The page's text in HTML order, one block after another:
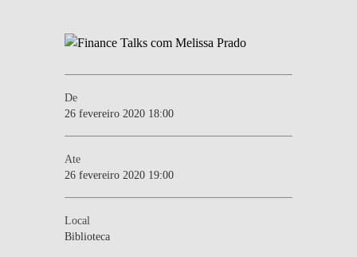
De
26 fevereiro 2020 18:00
Ate
26 fevereiro 2020 19:00
Local
Biblioteca